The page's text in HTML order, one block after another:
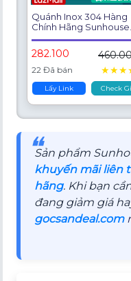
Quánh Inox 304 Hàng
Chính Hãng Sunhouse
Healthy GN1ISHGMP16I
Đáy 3 Lớp Công Nghệ
Impact Bonding An
Bền Bỉ
282.100
22 Đã bán ★★★
Lấy Link Check
❝
Sản phẩm
khuyến mãi liên
hãng. Khi bạn
đang giảm giá
gocsandeal.com